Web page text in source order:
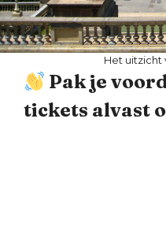
Het uitzicht
Pak je
tickets alvast